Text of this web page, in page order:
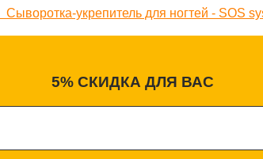
Сыворотка-укрепитель для ногтей -
5% СКИДКА ДЛЯ ВАС